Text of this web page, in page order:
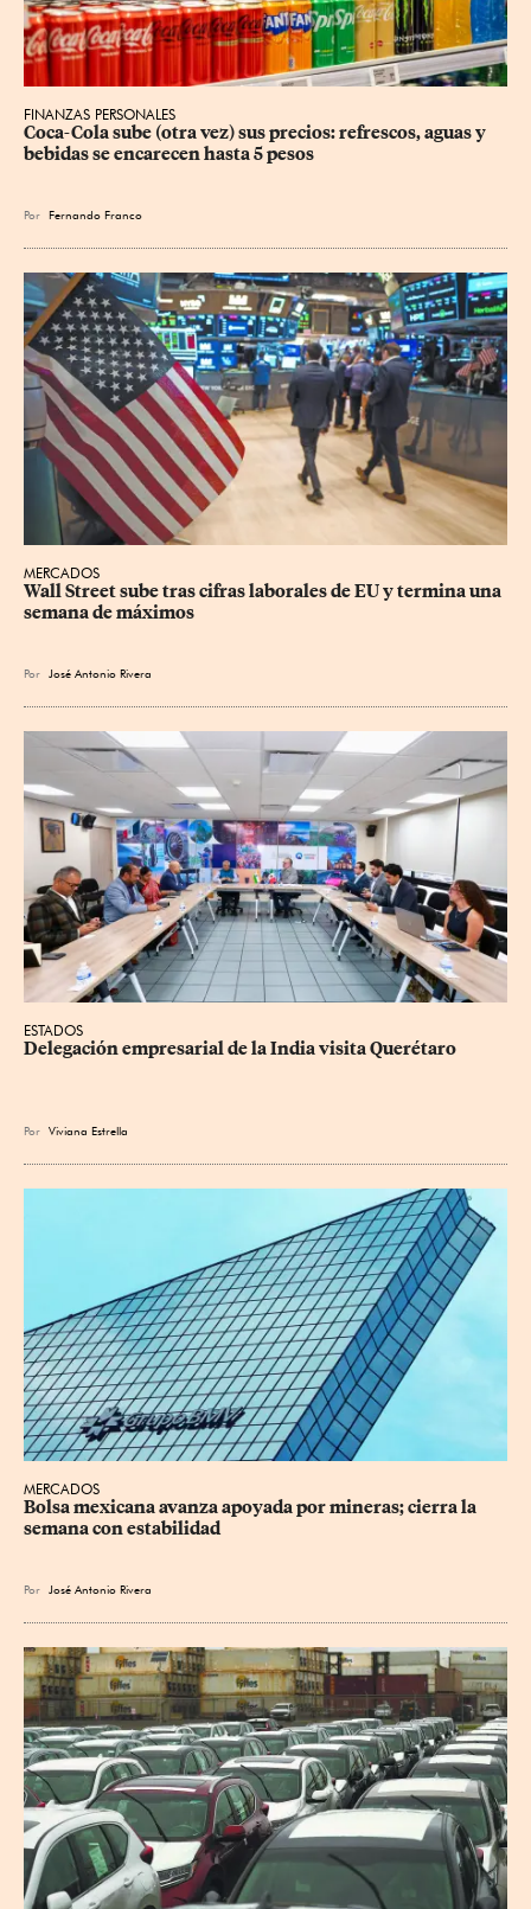
FINANZAS PERSONALES
Coca-Cola sube (otra vez) sus precios: refrescos, aguas y
bebidas se encarecen hasta 5 pesos
Por Fernando Franco
MERCADOS
Wall Street sube tras cifras laborales de EU y termina una
semana de máximos
Por José Antonio Rivera
ESTADOS
Delegación empresarial de la India visita Querétaro
Por Viviana Estrella
MERCADOS
Bolsa mexicana avanza apoyada por mineras; cierra la
semana con estabilidad
Por José Antonio Rivera